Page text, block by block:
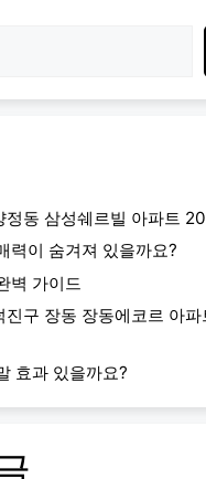
정동 삼성쉐르빌 아파트
력이 숨겨져 있을까요?
벽 가이드
진구 장동 장동에코르 아
효과 있을까요?